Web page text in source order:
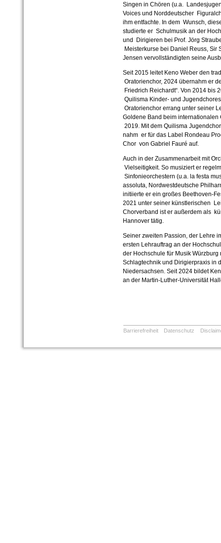
Singen in Chören (u.a.
Voices und Norddeutscher
ihm entfachte. In dem Wunsch,
studierte er Schulmusik an der
und Dirigieren bei Prof. Jörg
Meisterkurse bei Daniel Reuss, Sir
Jensen vervollständigten seine
Seit 2015 leitet Keno Weber den
Oratorienchor, 2024 übernahm er
Friedrich Reichardt“. Von 2014 bis
Quilisma Kinder- und
Oratorienchor errang unter seiner
Goldene Band beim internationalen
2019. Mit dem Quilisma
nahm er für das Label Rondeau
Chor von Gabriel Fauré auf.
Auch in der Zusammenarbeit mit
Vielseitigkeit. So musiziert er
Sinfonieorchestern (u.a. la festa
assoluta, Nordwestdeutsche
initiierte er ein großes Beethoven-
2021 unter seiner künstlerischen
Chorverband ist er außerdem als
Hannover tätig.
Seiner zweiten Passion, der Lehre
ersten Lehrauftrag an der
der Hochschule für Musik
Schlagtechnik und Dirigierpraxis in
Niedersachsen. Seit 2024 bildet
an der Martin-Luther-Universität
Barrierefreiheit Datenschutz